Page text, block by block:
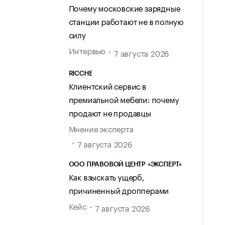
Почему московские зарядные
станции работают не в полную
силу
Интервью
7 августа 2026
RICCHE
Клиентский сервис в
премиальной мебели: почему
продают не продавцы
Мнение эксперта
7 августа 2026
ООО ПРАВОВОЙ ЦЕНТР «ЭКСПЕРТ»
Как взыскать ущерб,
причиненный дропперами
Кейс
7 августа 2026